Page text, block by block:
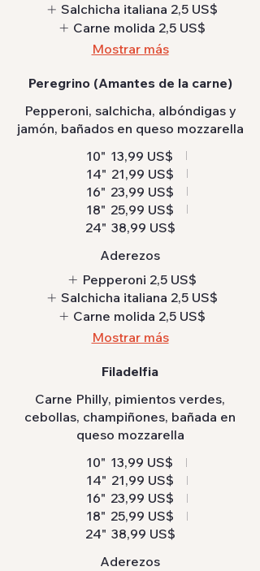
Salchicha italiana 2,5 US$
Carne molida 2,5 US$
Mostrar más
Peregrino (Amantes de la carne)
Pepperoni, salchicha, albóndigas y
jamón, bañados en queso mozzarella
10" 13,99 US$
14" 21,99 US$
16" 23,99 US$
18" 25,99 US$
24" 38,99 US$
Aderezos
Pepperoni 2,5 US$
Salchicha italiana 2,5 US$
Carne molida 2,5 US$
Mostrar más
Filadelfia
Carne Philly, pimientos verdes,
cebollas, champiñones, bañada en
queso mozzarella
10" 13,99 US$
14" 21,99 US$
16" 23,99 US$
18" 25,99 US$
24" 38,99 US$
Aderezos